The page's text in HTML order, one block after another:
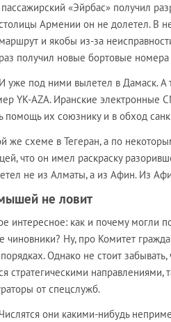
пассажирский «Эйрбас» получил
Армении он не долетел. В
маршрут и якобы из-за
раз получил новые бортовые номера
И уже под ними вылетел в Дамаск. А
YK-AZA. Иранские электронные
помощь их союзнику и в обход
же схеме в Тегеран, а по
что он имел раскраску
не из Алматы, а из Афин. Из
не ловит
интересное: как и почему могли
чиновники? Ну, про Комитет
Однако не стоит
стратегическими направлениями,
от спецслужб.
Числятся они какими-нибудь